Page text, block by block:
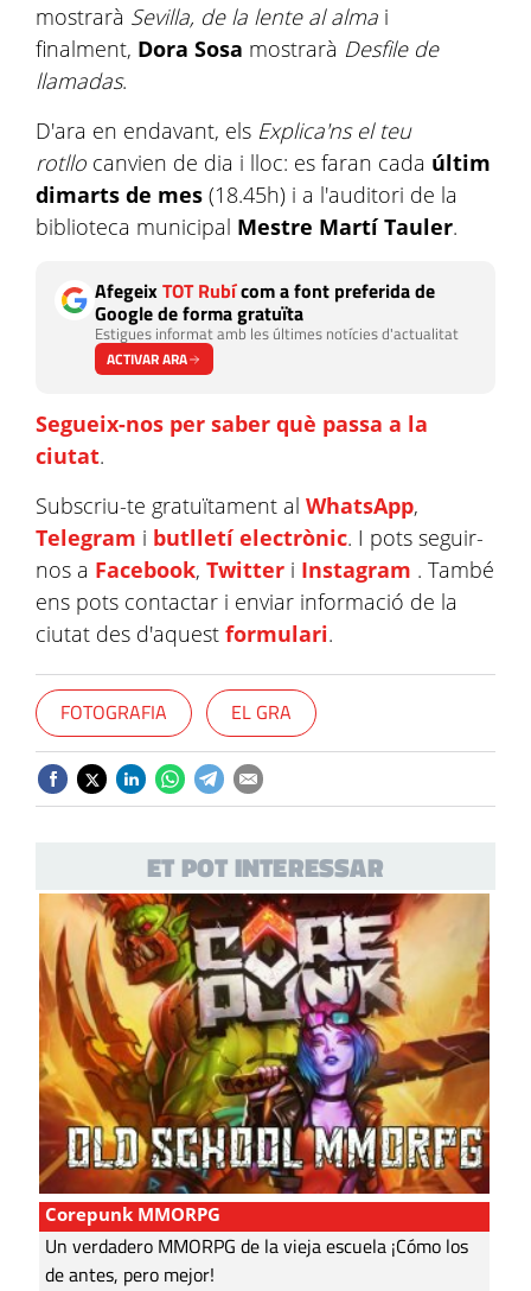
mostrarà Sevilla, de la lente al alma i
finalment, Dora Sosa mostrarà Desfile de
llamadas.
D'ara en endavant, els Explica'ns el teu
rotllo canvien de dia i lloc: es faran cada últim
dimarts de mes (18.45h) i a l'auditori de la
biblioteca municipal Mestre Martí Tauler.
AfegeixTOT Rubícom a font preferida de
Google de forma gratuïta
Estigues informat amb les últimes notícies d'actualitat
ACTIVAR ARA
Segueix-nos per saber què passa a la
ciutat.
Subscriu-te gratuïtament al WhatsApp,
Telegram i butlletí electrònic. I pots seguir-
nos a Facebook, Twitter i Instagram . També
ens pots contactar i enviar informació de la
ciutat des d'aquest formulari.
FOTOGRAFIA EL GRA
ET POT INTERESSAR
Corepunk MMORPG
Un verdadero MMORPG de la vieja escuela ¡Cómo los
de antes, pero mejor!